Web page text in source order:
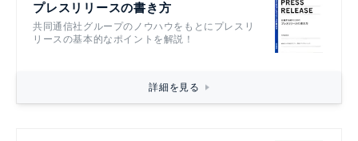
プレスリリースの書き方
共同通信社グループのノウハウをもとにプレスリ
リースの基本的なポイントを解説！
詳細を見る